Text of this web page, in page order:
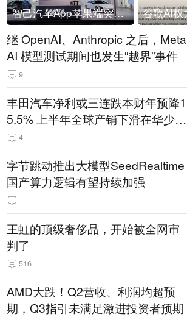
智己汽车App苹果端突然“下架”
继 OpenAI、Anthropic 之后，Meta
AI 模型测试期间也发生“越界”事件
9
丰田汽车净利或三连跌本财年预降1
5.5% 上半年全球产销下滑在华少卖
14.3万辆
4
字节跳动推出大模型SeedRealtime
国产算力逻辑有望持续加强
王虹的顶级奢侈品，开始被全网审
判了
516
AMD大跌！Q2营收、利润均超预
期，Q3指引未满足激进投资者预期